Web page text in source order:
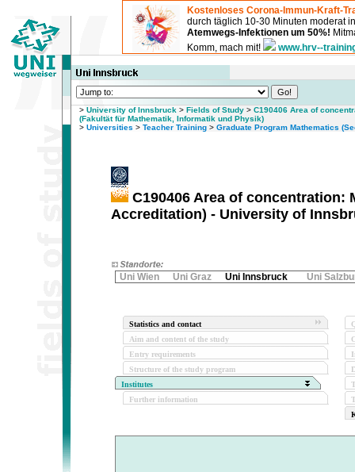
Kostenloses Corona-Immun-Kraft-
durch täglich 10-30 Minuten moderat
Atemwegs-Infektionen um 50%!
Komm, mach mit!
www.hrv--
> University of Innsbruck > Fields of Study > C190406 Area of
(Fakultät für Mathematik, Informatik und Physik)
> Universities > Teacher Training > Graduate Program Mathematics
C190406 Area of concentration:
Accreditation) - University of
Uni Wien Uni Graz Uni Innsbruck Uni
Statistics and contact
Aim and content of the study
Entry requirements
Structure of the study program
Institutes
Further information